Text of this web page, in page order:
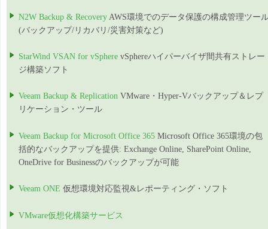
N2W Backup & Recovery AWS環境でのデータ保護の構成管理ツー
(バックアップ/リカバリ/災害対策など)
StarWind VSAN for vSphere vSphereハイパーバイザ間共有ストレー
ジ構築ソフト
Veeam Backup & Replication VMware・Hyper-Vバックアップ＆レプ
リケーション・ツール
Veeam Backup for Microsoft Office 365 Microsoft Office 365環境の包
括的なバックアップを提供: Exchange Online, SharePoint Online,
OneDrive for Businessのバックアップが可能
Veeam ONE 仮想環境対応監視&レポーティング・ソフト
VMware仮想化構築サービス